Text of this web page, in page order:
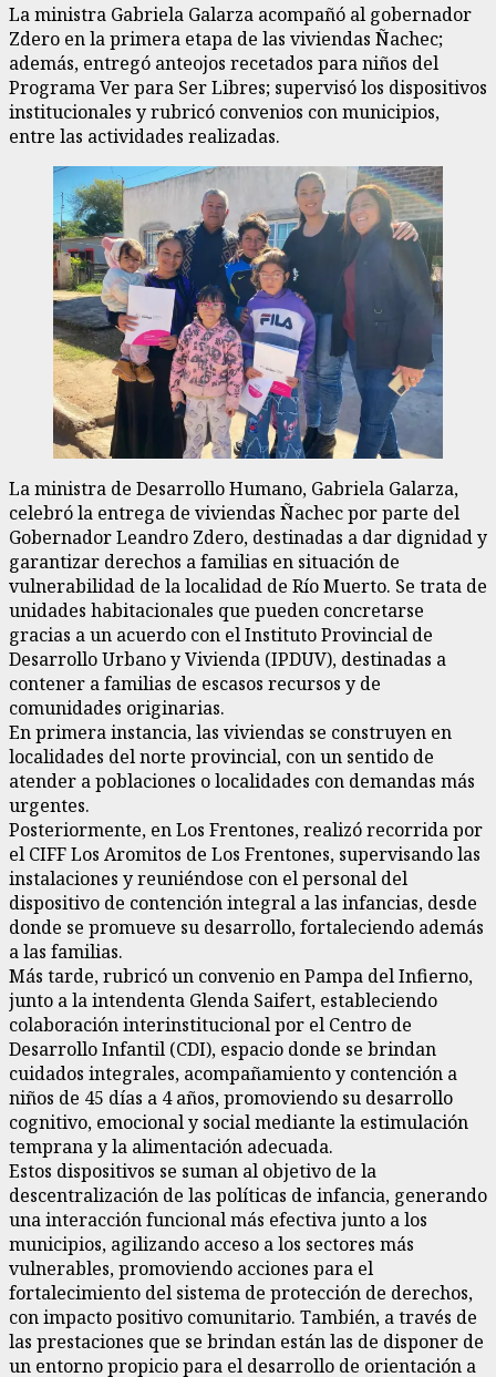
La ministra Gabriela Galarza acompañó al gobernador
Zdero en la primera etapa de las viviendas Ñachec;
además, entregó anteojos recetados para niños del
Programa Ver para Ser Libres; supervisó los dispositivos
institucionales y rubricó convenios con municipios,
entre las actividades realizadas.
La ministra de Desarrollo Humano, Gabriela Galarza,
celebró la entrega de viviendas Ñachec por parte del
Gobernador Leandro Zdero, destinadas a dar dignidad y
garantizar derechos a familias en situación de
vulnerabilidad de la localidad de Río Muerto. Se trata de
unidades habitacionales que pueden concretarse
gracias a un acuerdo con el Instituto Provincial de
Desarrollo Urbano y Vivienda (IPDUV), destinadas a
contener a familias de escasos recursos y de
comunidades originarias.
En primera instancia, las viviendas se construyen en
localidades del norte provincial, con un sentido de
atender a poblaciones o localidades con demandas más
urgentes.
Posteriormente, en Los Frentones, realizó recorrida por
el CIFF Los Aromitos de Los Frentones, supervisando las
instalaciones y reuniéndose con el personal del
dispositivo de contención integral a las infancias, desde
donde se promueve su desarrollo, fortaleciendo además
a las familias.
Más tarde, rubricó un convenio en Pampa del Infierno,
junto a la intendenta Glenda Saifert, estableciendo
colaboración interinstitucional por el Centro de
Desarrollo Infantil (CDI), espacio donde se brindan
cuidados integrales, acompañamiento y contención a
niños de 45 días a 4 años, promoviendo su desarrollo
cognitivo, emocional y social mediante la estimulación
temprana y la alimentación adecuada.
Estos dispositivos se suman al objetivo de la
descentralización de las políticas de infancia, generando
una interacción funcional más efectiva junto a los
municipios, agilizando acceso a los sectores más
vulnerables, promoviendo acciones para el
fortalecimiento del sistema de protección de derechos,
con impacto positivo comunitario. También, a través de
las prestaciones que se brindan están las de disponer de
un entorno propicio para el desarrollo de orientación a